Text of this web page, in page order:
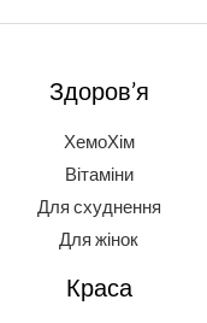
Здоров’я
ХемоХім
Вітаміни
Для схуднення
Для жінок
Краса